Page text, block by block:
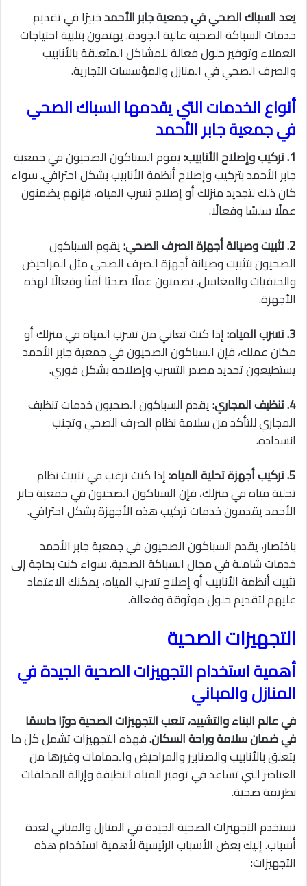
يعد السباك الصحي في جمعية جابر الأحمدخبيرًا في تقديم
خدمات السباكة الصحية عالية الجودة. يهتمون بتلبية احتياجات
العملاء وتوفير حلول فعالة للمشاكل المتعلقة بالأنابيب
والصرف الصحي في المنازل والمؤسسات التجارية.
أنواع الخدمات التي يقدمها السباك الصحي
في جمعية جابر الأحمد
1. تركيب وإصلاح الأنابيب:
يقوم السباكون الصحيون في جمعية
جابر الأحمد بتركيب وإصلاح أنظمة الأنابيب بشكل احترافي. سواء
كان ذلك لتجديد منزلك أو إصلاح تسرب المياه، فإنهم يضمنون
عملًا سلسًا وفعالًا.
2. تثبيت وصيانة أجهزة الصرف الصحي:
يقوم السباكون
الصحيون بتثبيت وصيانة أجهزة الصرف الصحي مثل المراحيض
والحنفيات والمغاسل. يضمنون عملًا صحيًا آمنًا وفعالًا لهذه
الأجهزة.
3. تسرب المياه:
إذا كنت تعاني من تسرب المياه في منزلك أو
مكان عملك، فإن السباكون الصحيون في جمعية جابر الأحمد
يستطيعون تحديد مصدر التسرب وإصلاحه بشكل فوري.
4. تنظيف المجاري:
يقدم السباكون الصحيون خدمات تنظيف
المجاري للتأكد من سلامة نظام الصرف الصحي وتجنب
انسداده.
5. تركيب أجهزة تحلية المياه:
إذا كنت ترغب في تثبيت نظام
تحلية مياه في منزلك، فإن السباكون الصحيون في جمعية جابر
الأحمد يقدمون خدمات تركيب هذه الأجهزة بشكل احترافي.
باختصار، يقدم السباكون الصحيون في جمعية جابر الأحمد
خدمات شاملة في مجال السباكة الصحية. سواء كنت بحاجة إلى
تثبيت أنظمة الأنابيب أو إصلاح تسرب المياه، يمكنك الاعتماد
عليهم لتقديم حلول موثوقة وفعالة.
التجهيزات الصحية
أهمية استخدام التجهيزات الصحية الجيدة في
المنازل والمباني
في عالم البناء والتشييد، تلعب التجهيزات الصحية دورًا حاسمًا
في ضمان سلامة وراحة السكان. فهذه التجهيزات تشمل كل ما
يتعلق بالأنابيب والصنابير والمراحيض والحمامات وغيرها من
العناصر التي تساعد في توفير المياه النظيفة وإزالة المخلفات
بطريقة صحية.
تستخدم التجهيزات الصحية الجيدة في المنازل والمباني لعدة
أسباب. إليك بعض الأسباب الرئيسية لأهمية استخدام هذه
التجهيزات: